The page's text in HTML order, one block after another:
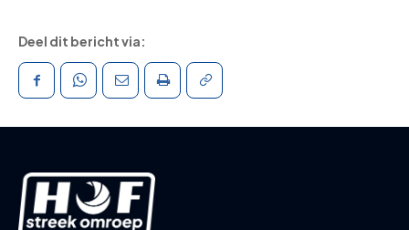
Deel dit bericht via: